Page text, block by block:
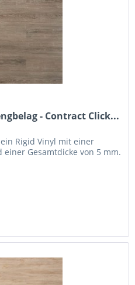
- Contract Click...
Rigid Vinyl mit einer
Gesamtdicke von 5 mm.